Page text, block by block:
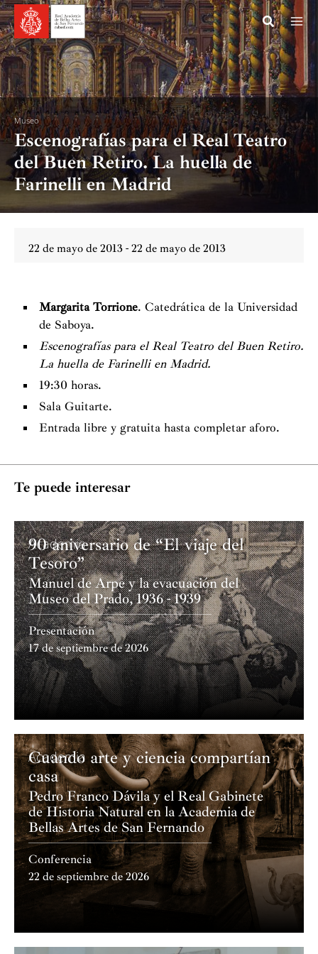
Ir
al
contenido
Museo
Escenografías para el Real Teatro
del Buen Retiro. La huella de
Farinelli en Madrid
22 de mayo de 2013 - 22 de mayo de 2013
Margarita Torrione. Catedrática de la Universidad
de Saboya.
Escenografías para el Real Teatro del Buen Retiro.
La huella de Farinelli en Madrid.
19:30 horas.
Sala Guitarte.
Entrada libre y gratuita hasta completar aforo.
Te puede interesar
Academia
90 aniversario de “El viaje del
Tesoro”
Manuel de Arpe y la evacuación del
Museo del Prado, 1936 - 1939
Presentación
17 de septiembre de 2026
Academia
Cuando arte y ciencia compartían
casa
Pedro Franco Dávila y el Real Gabinete
de Historia Natural en la Academia de
Bellas Artes de San Fernando
Conferencia
22 de septiembre de 2026